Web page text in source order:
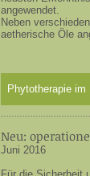
angewendet.
Neben
aetherische Öle
Phytotherapie im
Neu:
Juni 2016